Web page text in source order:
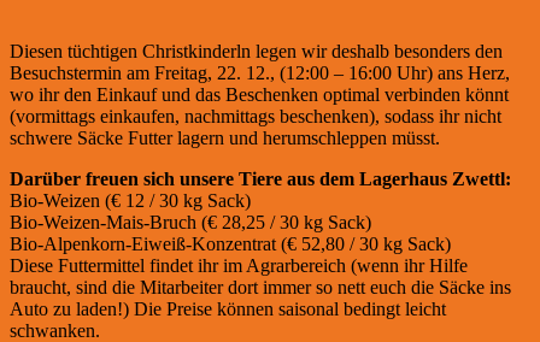
Diesen tüchtigen Christkinderln legen wir deshalb besonders den
Besuchstermin am Freitag, 22. 12., (12:00 – 16:00 Uhr) ans Herz,
wo ihr den Einkauf und das Beschenken optimal verbinden könnt
(vormittags einkaufen, nachmittags beschenken), sodass ihr nicht
schwere Säcke Futter lagern und herumschleppen müsst.
Darüber freuen sich unsere Tiere aus dem Lagerhaus Zwettl:
Bio-Weizen (€ 12 / 30 kg Sack)
Bio-Weizen-Mais-Bruch (€ 28,25 / 30 kg Sack)
Bio-Alpenkorn-Eiweiß-Konzentrat (€ 52,80 / 30 kg Sack)
Diese Futtermittel findet ihr im Agrarbereich (wenn ihr Hilfe
braucht, sind die Mitarbeiter dort immer so nett euch die Säcke ins
Auto zu laden!) Die Preise können saisonal bedingt leicht
schwanken.